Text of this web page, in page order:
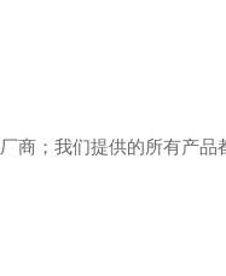
厂商；我们提供的所有产品